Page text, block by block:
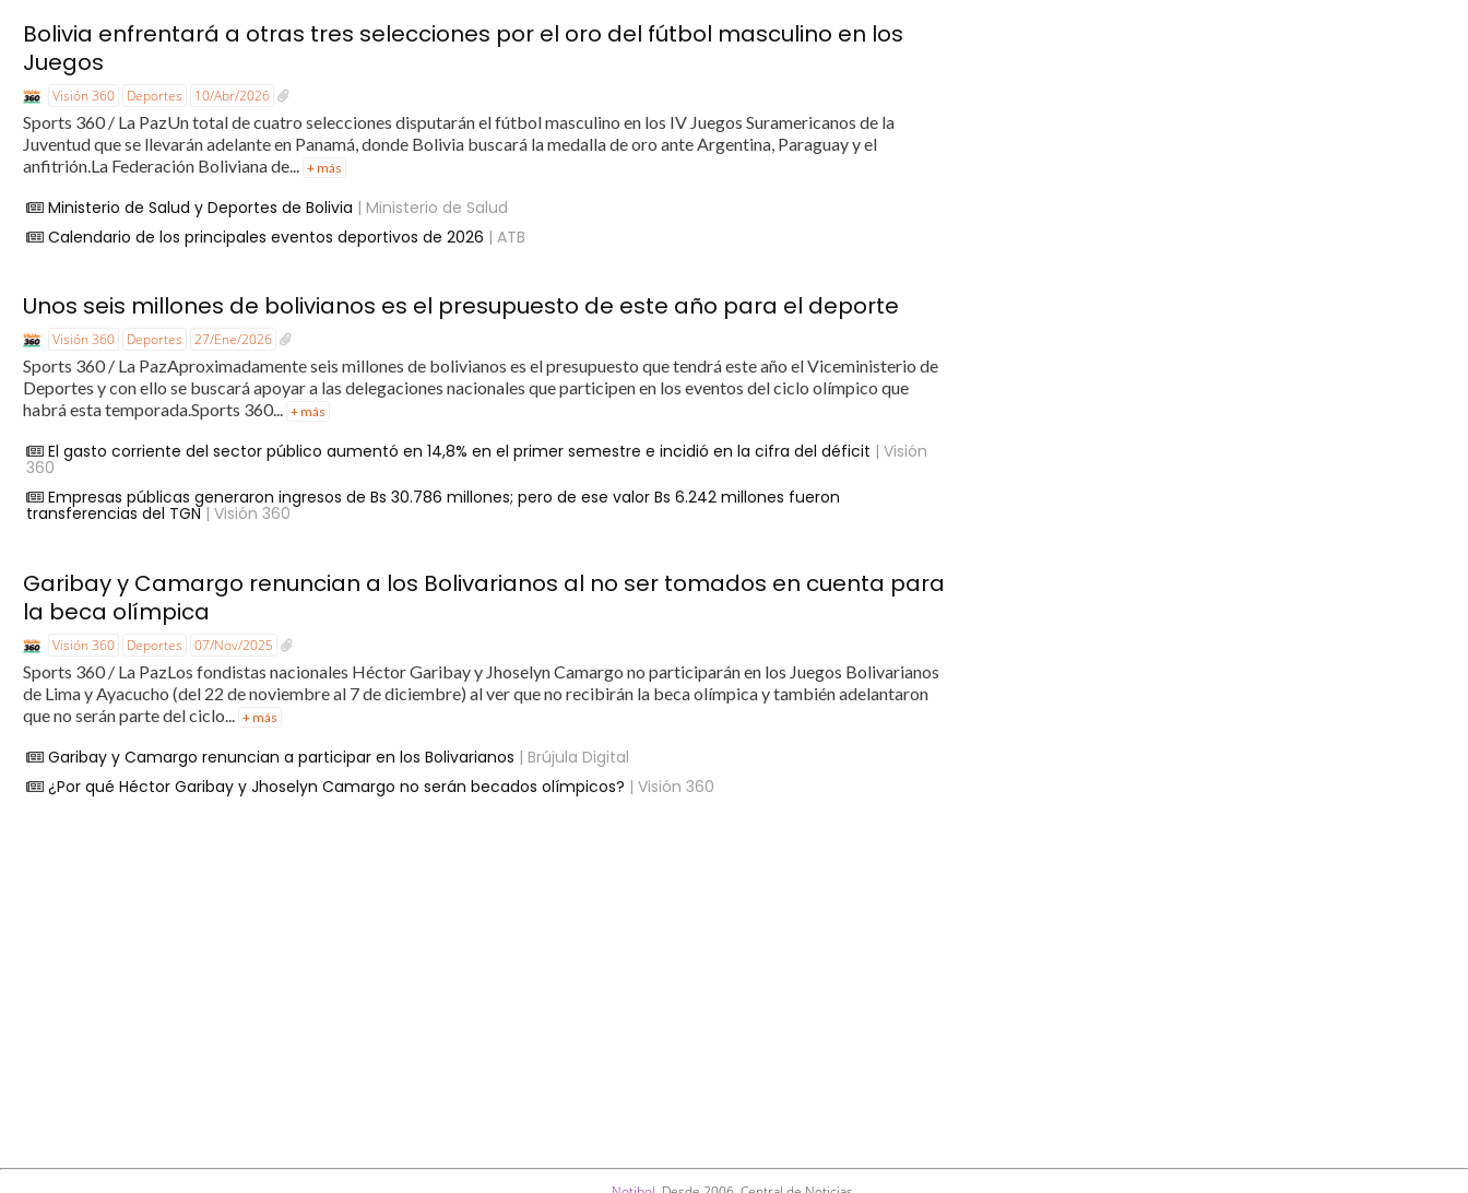
Bolivia enfrentará a otras tres selecciones por el oro del fútbol masculino en los
Juegos
Visión 360 Deportes 10/Abr/2026
Sports 360 / La PazUn total de cuatro selecciones disputarán el fútbol masculino en los IV Juegos Suramericanos de la
Juventud que se llevarán adelante en Panamá, donde Bolivia buscará la medalla de oro ante Argentina, Paraguay y el
anfitrión.La Federación Boliviana de... + más
Ministerio de Salud y Deportes de Bolivia | Ministerio de Salud
Calendario de los principales eventos deportivos de 2026 | ATB
Unos seis millones de bolivianos es el presupuesto de este año para el deporte
Visión 360 Deportes 27/Ene/2026
Sports 360 / La PazAproximadamente seis millones de bolivianos es el presupuesto que tendrá este año el Viceministerio de
Deportes y con ello se buscará apoyar a las delegaciones nacionales que participen en los eventos del ciclo olímpico que
habrá esta temporada.Sports 360... + más
El gasto corriente del sector público aumentó en 14,8% en el primer semestre e incidió en la cifra del déficit | Visión
360
Empresas públicas generaron ingresos de Bs 30.786 millones; pero de ese valor Bs 6.242 millones fueron
transferencias del TGN| Visión 360
Garibay y Camargo renuncian a los Bolivarianos al no ser tomados en cuenta para
la beca olímpica
Visión 360 Deportes 07/Nov/2025
Sports 360 / La PazLos fondistas nacionales Héctor Garibay y Jhoselyn Camargo no participarán en los Juegos Bolivarianos
de Lima y Ayacucho (del 22 de noviembre al 7 de diciembre) al ver que no recibirán la beca olímpica y también adelantaron
que no serán parte del ciclo...
+ más
Garibay y Camargo renuncian a participar en los Bolivarianos | Brújula Digital
¿Por qué Héctor Garibay y Jhoselyn Camargo no serán becados olímpicos? | Visión 360